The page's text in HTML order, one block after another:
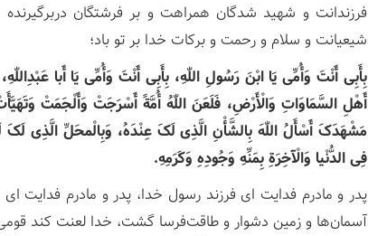
فرزندانت و شهید شدگان همراهت و بر فرشتگان
شیعیانت و سلام و رحمت و برکات خدا بر تو باد؛
بِأَبِی أَنْتَ وَأُمِّی یَا ابْنَ رَسُولِ اللّٰهِ، بِأَبِی أَنْتَ وَأُمِّی یَا أَبا
أَهْلِ السَّمَاوَاتِ وَالْأَرْضِ، فَلَعَنَ اللّٰهُ أُمَّةً أَسْرَجَتْ وَأَلْجَمَتْ
مَشْهَدَکَ أَسْأَلُ اللّٰهَ بِالشَّأْنِ الَّذِی لَکَ عِنْدَهُ، وَبِالْمحَلِّ الَّذِی
فِی الدُّنْیا وَالْآخِرَةِ بِمَنِّهِ وَجُودِهِ وَکَرَمِهِ.
پدر و مادرم فدایت ای فرزند رسول خدا، پدر و مادرم فدایت
آسمان‌ها و زمین دشوار و طاقت‌فرسا گشت، خدا لعنت کند قومی